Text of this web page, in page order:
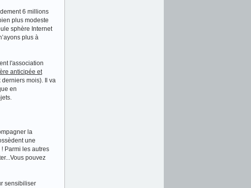
6 millions
plus modeste
sphère Internet
plus à
l'association
anticipée et
mois). Il va
en
la
une
Parmi les autres
pouvez
sensibiliser